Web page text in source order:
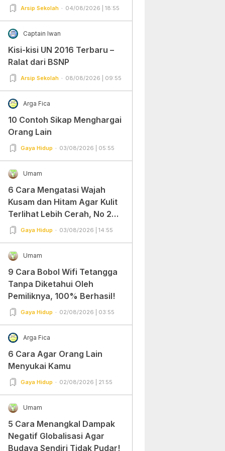
Arsip Sekolah 04/08/2026 | 18:55
Captain Iwan
Kisi-kisi UN 2016 Terbaru –
Ralat dari BSNP
Arsip Sekolah 08/08/2026 | 09:55
Arga Fica
10 Contoh Sikap Menghargai
Orang Lain
Gaya Hidup 03/08/2026 | 05:55
Umam
6 Cara Mengatasi Wajah
Kusam dan Hitam Agar Kulit
Terlihat Lebih Cerah, No 2
Gampang Banget dan Mudah
Gaya Hidup 03/08/2026 | 14:55
Umam
9 Cara Bobol Wifi Tetangga
Tanpa Diketahui Oleh
Pemiliknya, 100% Berhasil!
Gaya Hidup 02/08/2026 | 03:55
Arga Fica
6 Cara Agar Orang Lain
Menyukai Kamu
Gaya Hidup 02/08/2026 | 21:55
Umam
5 Cara Menangkal Dampak
Negatif Globalisasi Agar
Budaya Sendiri Tidak Pudar!